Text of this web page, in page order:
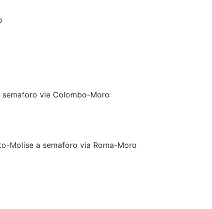
semaforo vie Colombo-Moro
Molise a semaforo via Roma-Moro